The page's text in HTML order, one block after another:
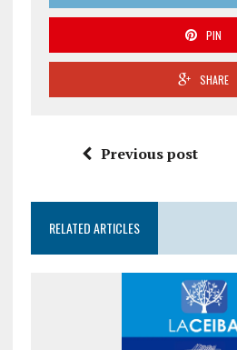
PIN
SHARE
Previous post
RELATED ARTICLES